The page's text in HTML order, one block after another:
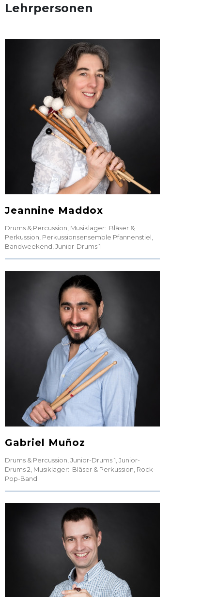
Lehrpersonen
Jeannine Maddox
Drums & Percussion Musiklager: Bläser &
Perkussion Perkussionsensemble Pfannenstiel
Bandweekend Junior-Drums 1
Gabriel Muñoz
Drums & Percussion Junior-Drums 1 Junior-
Drums 2 Musiklager: Bläser & Perkussion Rock-
Pop-Band